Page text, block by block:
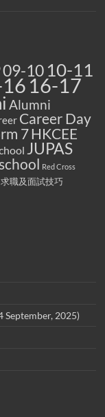
09-10 10-11
16-17
Alumni
Career Day
7HKCEE
JUPAS
Red Cross
求職及面試技巧
September, 2025)